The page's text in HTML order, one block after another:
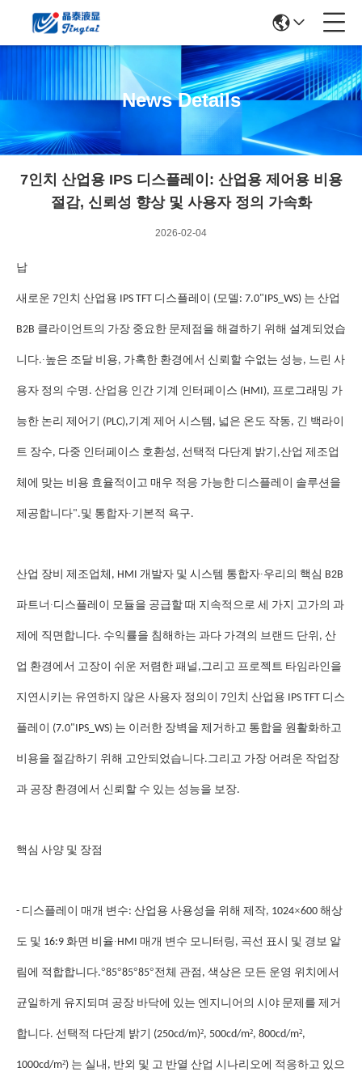
News Details
7인치 산업용 IPS 디스플레이: 산업용 제어용 비용
절감, 신뢰성 향상 및 사용자 정의 가속화
2026-02-04
납
새로운 7인치 산업용 IPS TFT 디스플레이 (모델: 7.0"IPS_WS) 는 산업
B2B 클라이언트의 가장 중요한 문제점을 해결하기 위해 설계되었습
니다.∙높은 조달 비용, 가혹한 환경에서 신뢰할 수없는 성능, 느린 사
용자 정의 수명. 산업용 인간 기계 인터페이스 (HMI), 프로그래밍 가
능한 논리 제어기 (PLC),기계 제어 시스템, 넓은 온도 작동, 긴 백라이
트 장수, 다중 인터페이스 호환성, 선택적 다단계 밝기,산업 제조업
체에 맞는 비용 효율적이고 매우 적응 가능한 디스플레이 솔루션을
제공합니다".및 통합자∙기본적 욕구.
산업 장비 제조업체, HMI 개발자 및 시스템 통합자∙우리의 핵심 B2B
파트너 ∙디스플레이 모듈을 공급할 때 지속적으로 세 가지 고가의 과
제에 직면합니다. 수익률을 침해하는 과다 가격의 브랜드 단위, 산
업 환경에서 고장이 쉬운 저렴한 패널,그리고 프로젝트 타임라인을
지연시키는 유연하지 않은 사용자 정의이 7인치 산업용 IPS TFT 디스
플레이 (7.0"IPS_WS) 는 이러한 장벽을 제거하고 통합을 원활화하고
비용을 절감하기 위해 고안되었습니다.그리고 가장 어려운 작업장
과 공장 환경에서 신뢰할 수 있는 성능을 보장.
핵심 사양 및 장점
- 디스플레이 매개 변수: 산업용 사용성을 위해 제작, 1024×600 해상
도 및 16:9 화면 비율∙HMI 매개 변수 모니터링, 곡선 표시 및 경보 알
림에 적합합니다.°85°85°85°전체 관점, 색상은 모든 운영 위치에서
균일하게 유지되며 공장 바닥에 있는 엔지니어의 시야 문제를 제거
합니다. 선택적 다단계 밝기 (250cd/m)², 500cd/m², 800cd/m²,
1000cd/m²) 는 실내, 반외 및 고 반열 산업 시나리오에 적응하고 있으